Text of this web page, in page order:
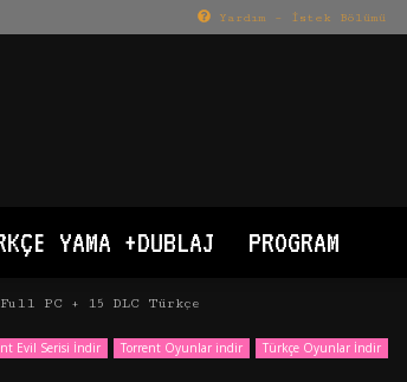
Yardım – İstek Bölümü
YAMA +DUBLAJ PROGRAM
PC + 15 DLC Türkçe
Evil Serisi İndir Torrent Oyunlar indir Türkçe Oyunlar İndir